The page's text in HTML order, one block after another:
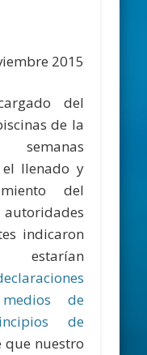
2015
del
de la
llenado y
del
autoridades
indicaron
estarían
de
de
que nuestro